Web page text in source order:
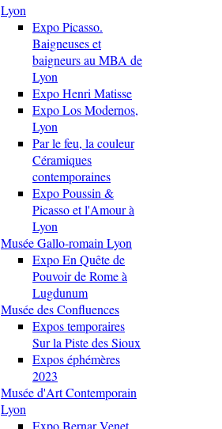
Lyon
Expo Picasso.
Baigneuses et
baigneurs au MBA de
Lyon
Expo Henri Matisse
Expo Los Modernos,
Lyon
Par le feu, la couleur
Céramiques
contemporaines
Expo Poussin &
Picasso et l'Amour à
Lyon
Musée Gallo-romain Lyon
Expo En Quête de
Pouvoir de Rome à
Lugdunum
Musée des Confluences
Expos temporaires
Sur la Piste des Sioux
Expos éphémères
2023
Musée d'Art Contemporain
Lyon